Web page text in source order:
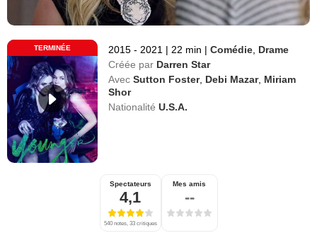
TERMINÉE 2015 - 2021 | 22 min | Comédie Drame
Créée par Darren Star
Avec Sutton Foster, Debi Mazar, Miriam
Shor
Nationalité U.S.A.
Spectateurs
4,1
540 notes, 33 critiques
Mes amis
--